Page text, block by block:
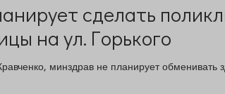
сделать
на ул. Горького
минздрав не планирует обменивать